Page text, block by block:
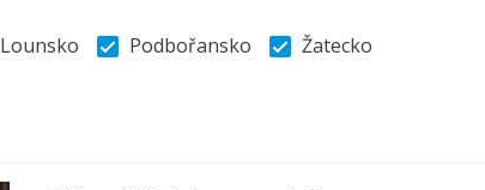
Lounsko Podbořansko Žatecko